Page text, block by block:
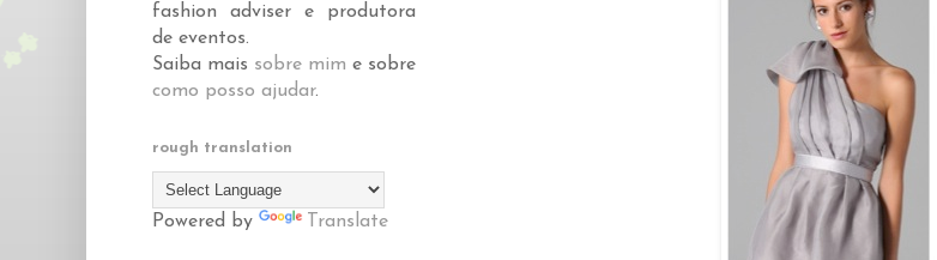
fashion adviser e produtora
de eventos.
Saiba mais sobre mim e sobre
como posso ajudar.
rough translation
Powered by Translate